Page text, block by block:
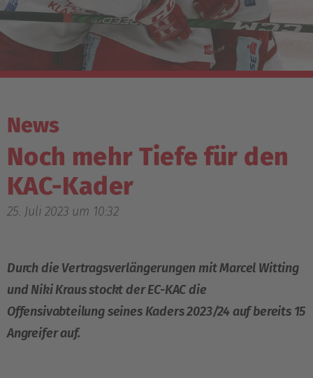
News
Noch mehr Tiefe für den
KAC-Kader
25. Juli 2023 um 10:32
Durch die Vertragsverlängerungen mit Marcel Witting
und Niki Kraus stockt der EC-KAC die
Offensivabteilung seines Kaders 2023/24 auf bereits 15
Angreifer auf.